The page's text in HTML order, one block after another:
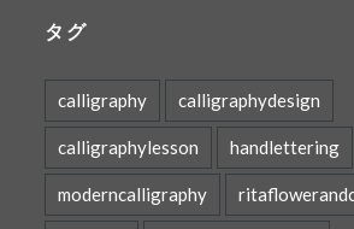
タグ
calligraphy calligraphydesign
calligraphylesson handlettering
moderncalligraphy